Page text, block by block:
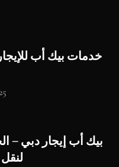
خدمات بيك أب
بيك أب إيجار دبي –